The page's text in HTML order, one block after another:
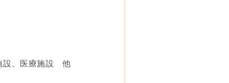
設、医療施設 他